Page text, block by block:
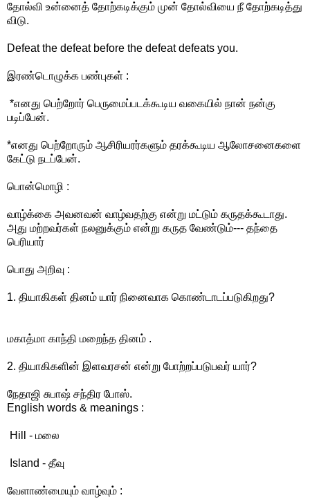
தோல்வி உன்னைத் தோற்கடிக்கும் முன் தோல்வியை நீ தோற்கடித்து
விடு.
Defeat the defeat before the defeat defeats you.
இரண்டொழுக்க பண்புகள் :
*எனது பெற்றோர் பெருமைப்படக்கூடிய வகையில் நான் நன்கு
படிப்பேன்.
*எனது பெற்றோரும் ஆசிரியரர்களும் தரக்கூடிய ஆலோசனைகளை
கேட்டு நடப்பேன்.
பொன்மொழி :
வாழ்க்கை அவனவன் வாழ்வதற்கு என்று மட்டும் கருதக்கூடாது.
அது மற்றவர்கள் நலனுக்கும் என்று கருத வேண்டும்--- தந்தை
பெரியார்
பொது அறிவு :
1. தியாகிகள் தினம் யார் நினைவாக கொண்டாடப்படுகிறது?
மகாத்மா காந்தி மறைந்த தினம் .
2. தியாகிகளின் இளவரசன் என்று போற்றப்படுபவர் யார்?
நேதாஜி சுபாஷ் சந்திர போஸ்.
English words & meanings :
Hill - மலை
Island - தீவு
வேளாண்மையும் வாழ்வும் :